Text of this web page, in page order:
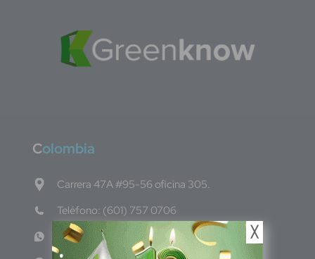
Colombia
Carrera 47A #95-56 oficina 305.
Teléfono: (601) 757 0706
WhatsApp: +57 317 465 1554
╳